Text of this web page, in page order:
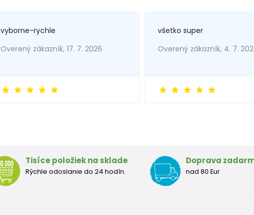
vyborne-rychle
Overený zákazník, 17. 7. 2026
všetko super
Overený zákazník, 4. 7.
Tisíce položiek na sklade
Rýchle odoslanie do 24 hodín.
Doprava
nad 80 Eur